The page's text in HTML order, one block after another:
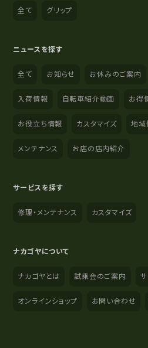
全て グリップ
ニュースを探す
全て お知らせ お休みのご案内
入荷情報 自転車紹介動画 お得
お役立ち情報 カスタマイズ 地域
メンテナンス お店の店内紹介
サービスを探す
修理・メンテナンス カスタマイズ
ナカゴヤについて
ナカゴヤとは 試乗会のご案内
オンラインショップ お問い合わせ